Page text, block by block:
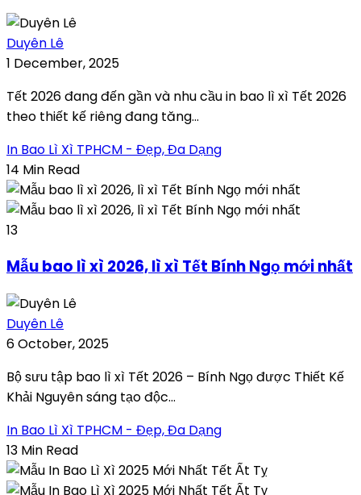
Duyên Lê
1 December, 2025
Tết 2026 đang đến gần và nhu cầu in bao lì xì Tết 2026
theo thiết kế riêng đang tăng...
In Bao Lì Xì TPHCM - Đẹp, Đa Dạng
14 Min Read
13
Mẫu bao lì xì 2026, lì xì Tết Bính Ngọ mới nhất
Duyên Lê
6 October, 2025
Bộ sưu tập bao lì xì Tết 2026 – Bính Ngọ được Thiết Kế
Khải Nguyên sáng tạo độc...
In Bao Lì Xì TPHCM - Đẹp, Đa Dạng
13 Min Read